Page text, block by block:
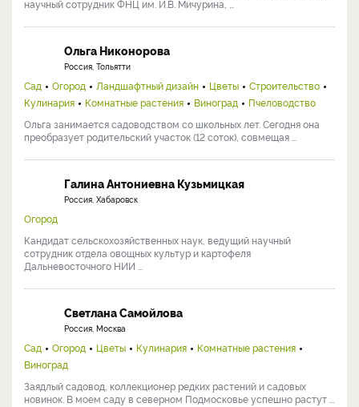
научный сотрудник ФНЦ им. И.В. Мичурина, ...
Ольга Никонорова
Россия, Тольятти
Сад Огород Ландшафтный дизайн Цветы
Строительство
Кулинария
Комнатные растения Виноград
Пчеловодство
Ольга занимается садоводством со школьных лет. Сегодня она
преобразует родительский участок (12 соток), совмещая ...
Галина Антониевна Кузьмицкая
Россия, Хабаровск
Огород
Кандидат сельскохозяйственных наук, ведущий научный
сотрудник отдела овощных культур и картофеля
Дальневосточного НИИ ...
Светлана Самойлова
Россия, Москва
Сад Огород Цветы Кулинария
Комнатные растения
Виноград
Заядлый садовод, коллекционер редких растений и садовых
новинок. В моем саду в северном Подмосковье успешно растут ...